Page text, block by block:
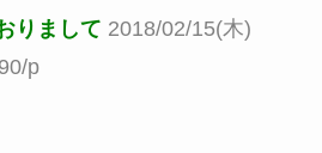
りまして 2018/02/15(木)
p